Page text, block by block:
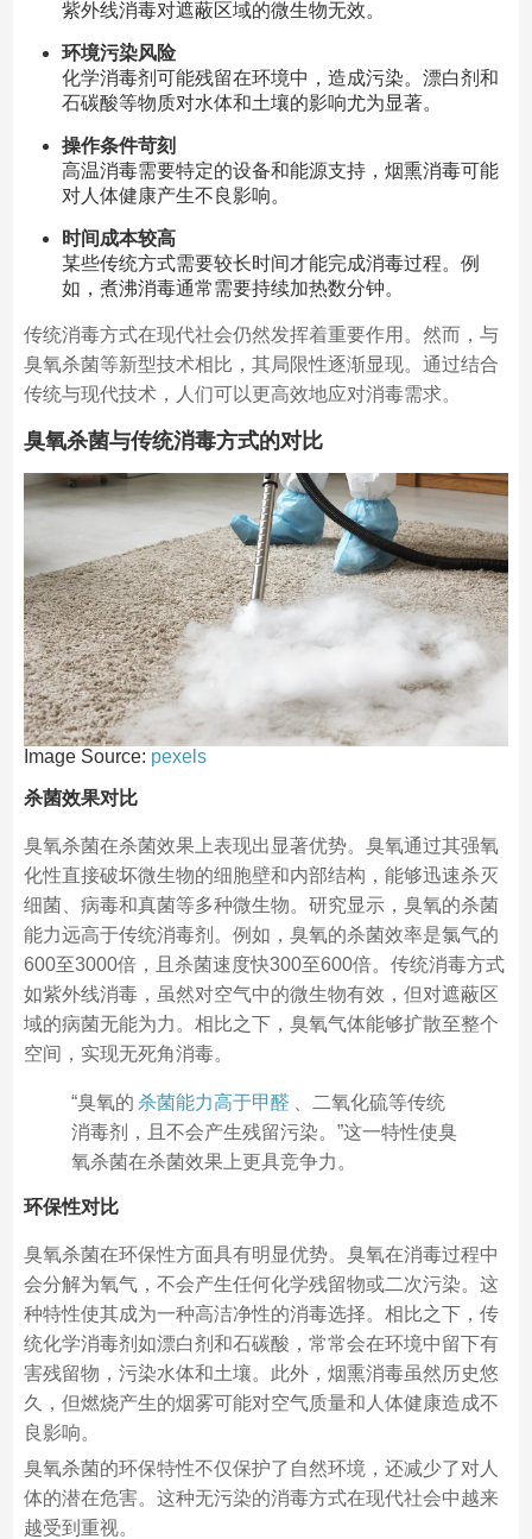
紫外线消毒对遮蔽区域的微生物无效。
环境污染风险
化学消毒剂可能残留在环境中，造成污染。漂白剂和
石碳酸等物质对水体和土壤的影响尤为显著。
操作条件苛刻
高温消毒需要特定的设备和能源支持，烟熏消毒可能
对人体健康产生不良影响。
时间成本较高
某些传统方式需要较长时间才能完成消毒过程。例
如，煮沸消毒通常需要持续加热数分钟。
传统消毒方式在现代社会仍然发挥着重要作用。然而，与
臭氧杀菌等新型技术相比，其局限性逐渐显现。通过结合
传统与现代技术，人们可以更高效地应对消毒需求。
臭氧杀菌与传统消毒方式的对比
Image Source: pexels
杀菌效果对比
臭氧杀菌在杀菌效果上表现出显著优势。臭氧通过其强氧
化性直接破坏微生物的细胞壁和内部结构，能够迅速杀灭
细菌、病毒和真菌等多种微生物。研究显示，臭氧的杀菌
能力远高于传统消毒剂。例如，臭氧的杀菌效率是氯气的
600至3000倍，且杀菌速度快300至600倍。传统消毒方式
如紫外线消毒，虽然对空气中的微生物有效，但对遮蔽区
域的病菌无能为力。相比之下，臭氧气体能够扩散至整个
空间，实现无死角消毒。
“臭氧的 杀菌能力高于甲醛
、二氧化硫等传统
消毒剂，且不会产生残留污染。”这一特性使臭
氧杀菌在杀菌效果上更具竞争力。
环保性对比
臭氧杀菌在环保性方面具有明显优势。臭氧在消毒过程中
会分解为氧气，不会产生任何化学残留物或二次污染。这
种特性使其成为一种高洁净性的消毒选择。相比之下，传
统化学消毒剂如漂白剂和石碳酸，常常会在环境中留下有
害残留物，污染水体和土壤。此外，烟熏消毒虽然历史悠
久，但燃烧产生的烟雾可能对空气质量和人体健康造成不
良影响。
臭氧杀菌的环保特性不仅保护了自然环境，还减少了对人
体的潜在危害。这种无污染的消毒方式在现代社会中越来
越受到重视。